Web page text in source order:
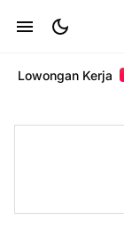
Lowongan Kerja